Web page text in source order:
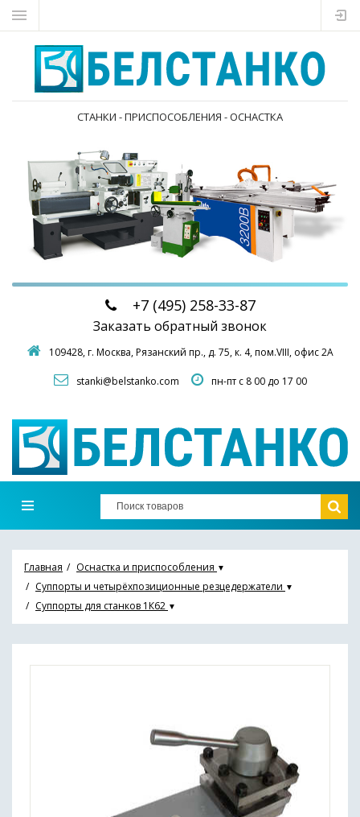
СТАНКИ - ПРИСПОСОБЛЕНИЯ - ОСНАСТКА
+7 (495)258-33-87
Заказать обратный звонок
109428, г. Москва,Рязанский пр., д. 75, к. 4, пом.VIII, офис 2А
stanki@belstanko.com пн-пт с 8 00 до 17 00
Главная Оснастка и приспособления ▼
Суппорты и четырёхпозиционные резцедержатели ▼
Суппорты для станков 1К62 ▼